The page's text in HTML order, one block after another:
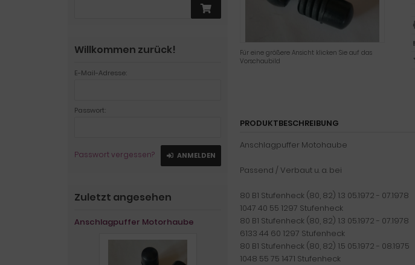
Für eine größere Ansicht klicken Sie auf das
Vorschaubild
PRODUKTBESCHREIBUNG
Anschlagpuffer Motohaube
Passend / Verbaut u. a. bei
80 B1 Stufenheck (80, 82) 1.3 05.1972 - 07.1978
1047 40 55 1297 Stufenheck
80 B1 Stufenheck (80, 82) 1.3 05.1972 - 07.1978
6133 44 60 1297 Stufenheck
80 B1 Stufenheck (80, 82) 1.5 05.1972 - 08.1975
1048 55 75 1471 Stufenheck
Willkommen zurück!
E-Mail-Adresse:
Passwort:
Passwort vergessen? ANMELDEN
Zuletzt angesehen
Anschlagpuffer Motorhaube